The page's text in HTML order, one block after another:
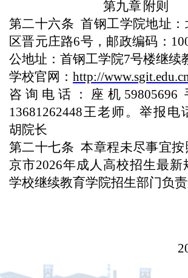
第九章 附则
第二十六条 首钢工学院地址
区晋元庄路6号 ， 邮政编码：
公地址：首钢工学院7号楼继续
学校官网： http://
咨询电话： 座机 59805696
13681262448王老师。 举报电
胡院长
第二十七条 本章程未尽事宜
京市2026年成人高校招生最新
学校继续教育学院招生部门负责